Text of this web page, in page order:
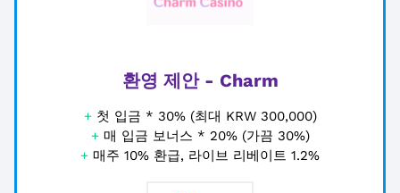
환영 제안 - Charm
+ 첫 입금 * 30% (최대 KRW 300,000)
+ 매 입금 보너스 * 20% (가끔 30%)
+ 매주 10% 환급, 라이브 리베이트 1.2%